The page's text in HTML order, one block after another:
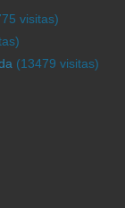
visitas)
(13479 visitas)